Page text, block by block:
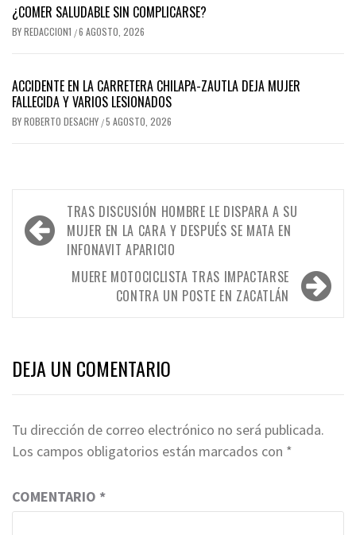
¿COMER SALUDABLE SIN COMPLICARSE?
BYREDACCION1 /6 AGOSTO, 2026
ACCIDENTE EN LA CARRETERA CHILAPA-ZAUTLA DEJA MUJER
FALLECIDA Y VARIOS LESIONADOS
BYROBERTO DESACHY /5 AGOSTO, 2026
Navegación
de
entradas
TRAS DISCUSIÓN HOMBRE LE DISPARA A SU
MUJER EN LA CARA Y DESPUÉS SE MATA EN
INFONAVIT APARICIO
MUERE MOTOCICLISTA TRAS IMPACTARSE
CONTRA UN POSTE EN ZACATLÁN
DEJA UN COMENTARIO
Tu dirección de correo electrónico no será publicada.
Los campos obligatorios están marcados con *
COMENTARIO *